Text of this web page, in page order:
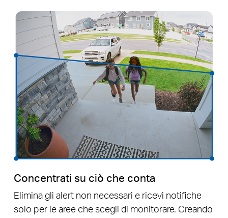
Concentrati su ciò che conta
Elimina gli alert non necessari e ricevi notifiche
solo per le aree che scegli di monitorare. Creando